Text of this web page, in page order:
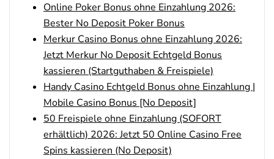
Online Poker Bonus ohne Einzahlung 2026:
Bester No Deposit Poker Bonus
Merkur Casino Bonus ohne Einzahlung 2026:
Jetzt Merkur No Deposit Echtgeld Bonus
kassieren (Startguthaben & Freispiele)
Handy Casino Echtgeld Bonus ohne Einzahlung |
Mobile Casino Bonus [No Deposit]
50 Freispiele ohne Einzahlung (SOFORT
erhältlich) 2026: Jetzt 50 Online Casino Free
Spins kassieren (No Deposit)